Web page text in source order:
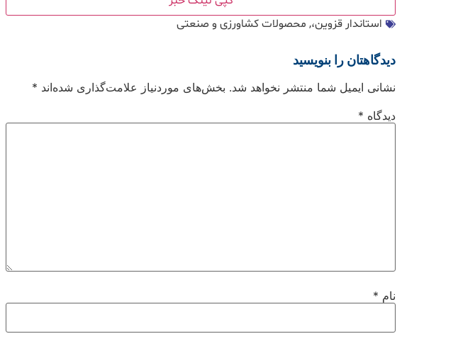
استاندار قزوین،, محصولات کشاورزی و صنعتی
دیدگاهتان را بنویسید
نشانی ایمیل شما منتشر نخواهد شد. بخش‌های موردنیاز علامت‌گذاری شده‌اند *
دیدگاه *
نام *